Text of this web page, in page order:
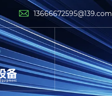
 13666672595@139.com